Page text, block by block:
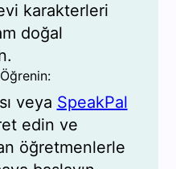
karakterleri
doğal
veya SpeakPal
edin ve
öğretmenlerle